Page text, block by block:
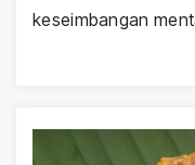
keseimbangan